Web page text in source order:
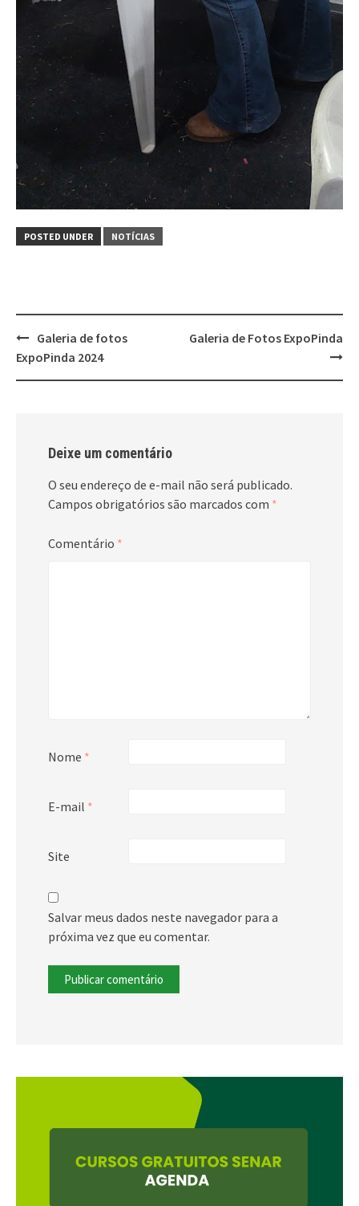
POSTED UNDER NOTÍCIAS
Post
navigation
Galeria de fotos
ExpoPinda 2024
Galeria de Fotos ExpoPinda
Deixe um comentário
O seu endereço de e-mail não será publicado.
Campos obrigatórios são marcados com *
Comentário *
Nome *
E-mail *
Site
Salvar meus dados neste navegador para a
próxima vez que eu comentar.